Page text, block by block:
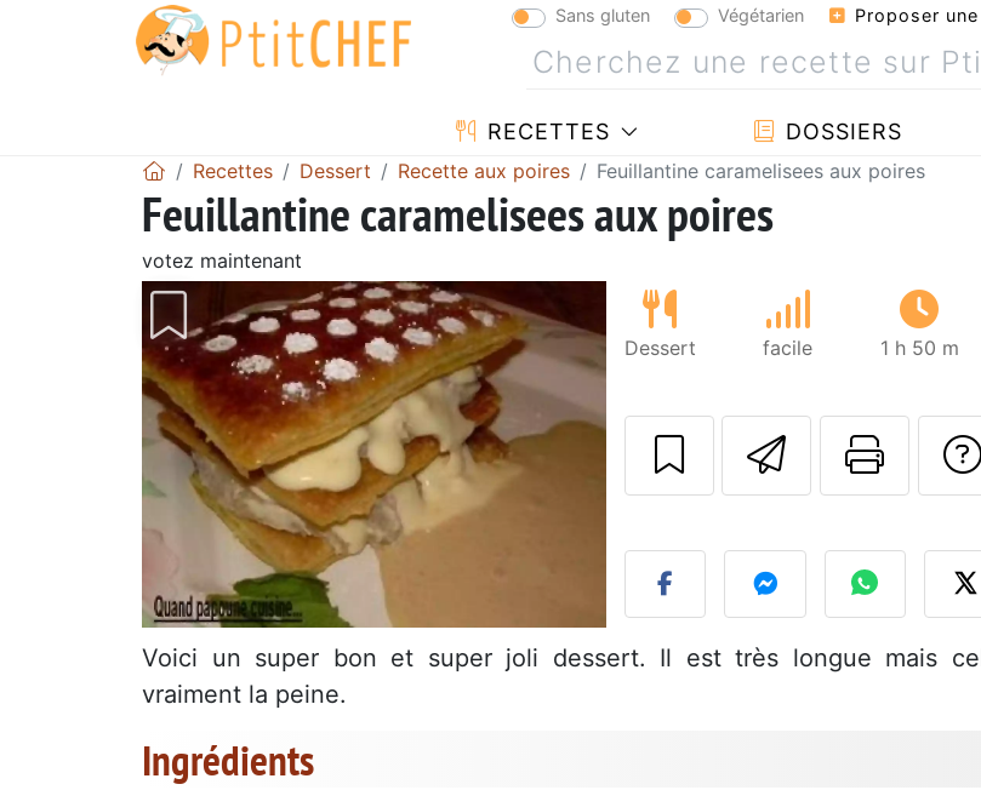
Sans gluten Végétarien Proposer
RECETTES DOSSIERS
Recettes Dessert Recette aux poires Feuillantine caramelisees aux poires
Feuillantine caramelisees aux poires
votez maintenant
Dessert facile 1 h 50 m
Envoyer
Voici un super bon et super joli dessert. Il est très longue mais
vraiment la peine.
Ingrédients